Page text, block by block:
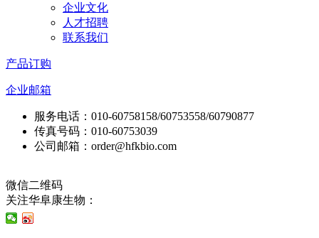
企业文化
人才招聘
联系我们
产品订购
企业邮箱
服务电话：010-60758158/60753558/60790877
传真号码：010-60753039
公司邮箱：order@hfkbio.com
微信二维码
关注华阜康生物：